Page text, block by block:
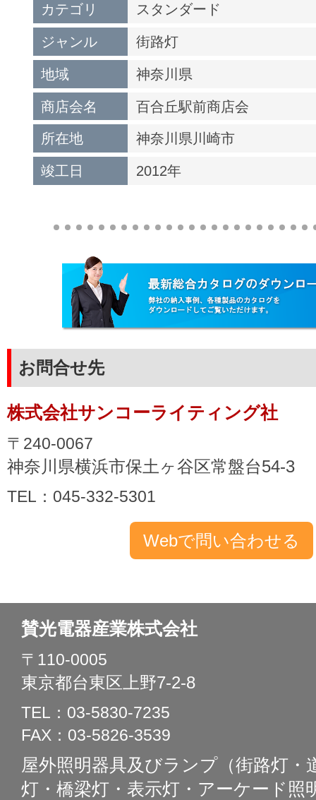
カテゴリ スタンダード
ジャンル 街路灯
地域 神奈川県
商店会名 百合丘駅前商店会
所在地 神奈川県川崎市
竣工日 2012年
お問合せ先
株式会社サンコーライティング社
〒240-0067
神奈川県横浜市保土ヶ谷区常盤台54-3
TEL：045-332-5301
賛光電器産業株式会社
〒110-0005
東京都台東区上野7-2-8
TEL：03-5830-7235
FAX：03-5826-3539
屋外照明器具及びランプ（街路灯・
灯・橋梁灯・表示灯・アーケード照